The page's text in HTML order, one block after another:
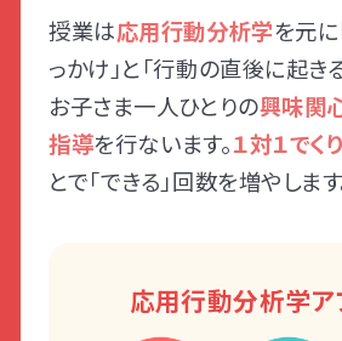
授業は応用行動分析学を元
っかけ」と「行動の直後に起き
お子さま一人ひとりの興味関
指導を行ないます。１対１でく
とで「できる」回数を増やします
応用行動分析学ア